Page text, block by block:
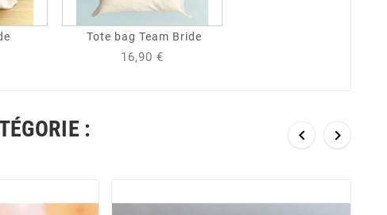
Tote bag Team Bride
16,90 €
:  